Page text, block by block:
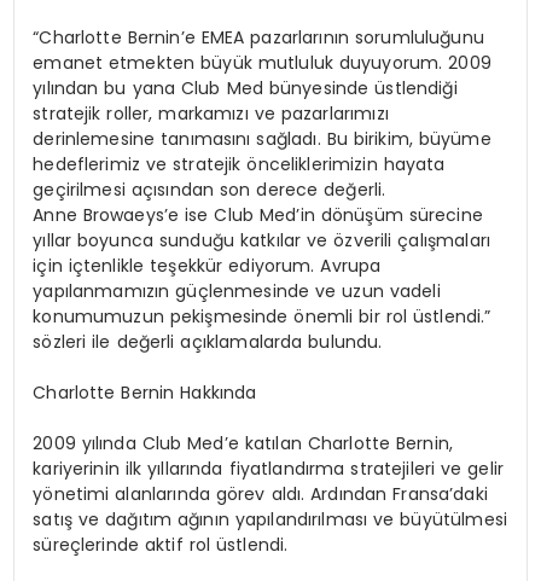
“Charlotte Bernin’e EMEA pazarlarının sorumluluğunu
emanet etmekten büyük mutluluk duyuyorum. 2009
yılından bu yana Club Med bünyesinde üstlendiği
stratejik roller, markamızı ve pazarlarımızı
derinlemesine tanımasını sağladı. Bu birikim, büyüme
hedeflerimiz ve stratejik önceliklerimizin hayata
geçirilmesi açısından son derece değerli.
Anne Browaeys’e ise Club Med’in dönüşüm sürecine
yıllar boyunca sunduğu katkılar ve özverili çalışmaları
için içtenlikle teşekkür ediyorum. Avrupa
yapılanmamızın güçlenmesinde ve uzun vadeli
konumumuzun pekişmesinde önemli bir rol üstlendi.”
sözleri ile değerli açıklamalarda bulundu.
Charlotte Bernin Hakkında
2009 yılında Club Med’e katılan Charlotte Bernin,
kariyerinin ilk yıllarında fiyatlandırma stratejileri ve gelir
yönetimi alanlarında görev aldı. Ardından Fransa’daki
satış ve dağıtım ağının yapılandırılması ve büyütülmesi
süreçlerinde aktif rol üstlendi.